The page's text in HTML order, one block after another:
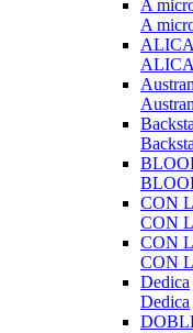
A
A
CON
CON
CON
CON
Dedica
Dedica